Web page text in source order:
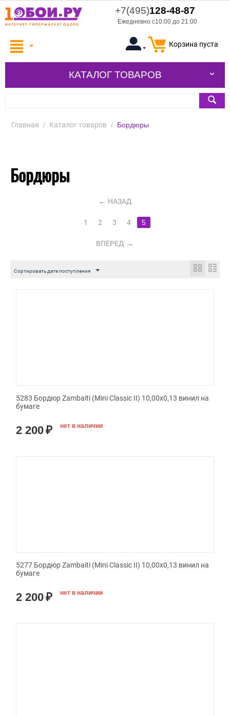
+7(495)128-48-87
Ежедневно с10:00 до 21:00
Корзина пуста
КАТАЛОГ ТОВАРОВ
Главная / Каталог товаров / Бордюры
Бордюры
НАЗАД
1 2 3 4 5
ВПЕРЕД
Сортировать дате поступления
5283 Бордюр Zambaiti (Mini Classic II) 10,00x0,13 винил на
бумаге
2 200₽ нет в наличии
5277 Бордюр Zambaiti (Mini Classic II) 10,00x0,13 винил на
бумаге
2 200₽ нет в наличии